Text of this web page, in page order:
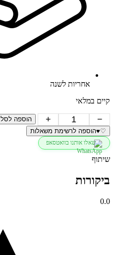
אחריות לשנה
קיים במלאי
−
כמות
של
עגילי
מוסונייט
ריבוע
1
+
הוספה לסל
♡
♥הוספה לרשימת משאלות
שאלו אותנו בוואטסאפ
שיתוף
ביקורות
0.0